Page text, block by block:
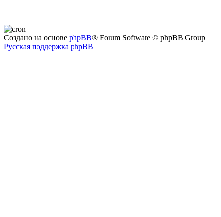
Создано на основе phpBB® Forum Software © phpBB Group
Русская поддержка phpBB